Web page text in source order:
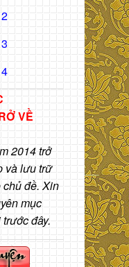
VỀ
2014 trở
và lưu trữ
chủ đề. Xin
mục
đây.